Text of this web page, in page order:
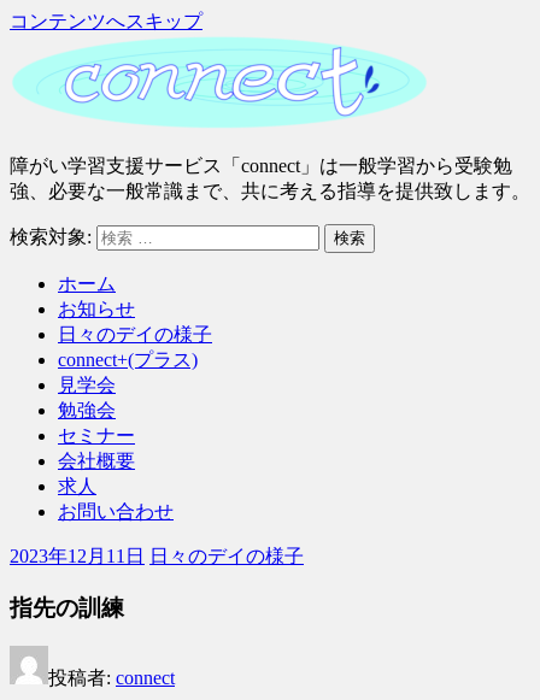
コンテンツへスキップ
さ
い
ま
サ
ー
ビ
ス
connect
障がい学習支援サービス「connect」は一般学習から受験勉
強、必要な一般常識まで、共に考える指導を提供致します。
検索対象: 検索
ホーム
お知らせ
日々のデイの様子
connect+(プラス)
見学会
勉強会
セミナー
会社概要
求人
お問い合わせ
2023年12月11日 日々のデイの様子
指先の訓練
投稿者: connect